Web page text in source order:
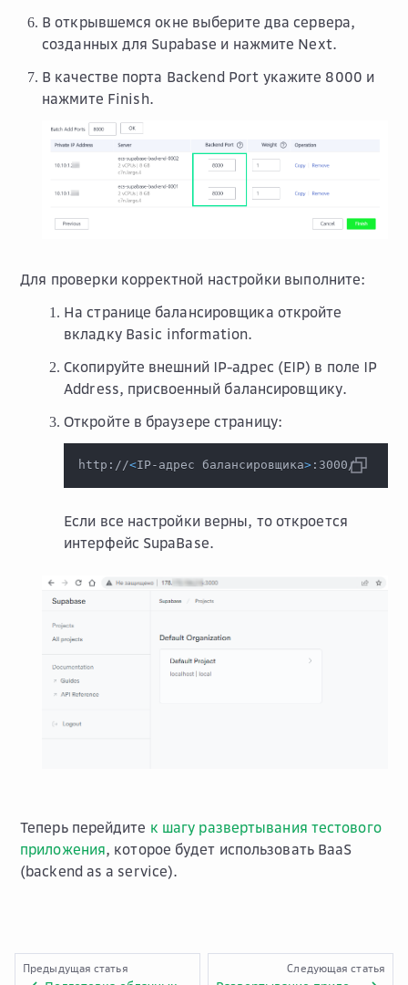
В открывшемся окне выберите два сервера,
созданных для Supabase и нажмите Next.
В качестве порта Backend Port укажите 8000 и
нажмите Finish.
Для проверки корректной настройки выполните:
На странице балансировщика откройте
вкладку Basic information.
Скопируйте внешний IP-адрес (EIP) в поле IP
Address, присвоенный балансировщику.
Откройте в браузере страницу:
http://<IP-адрес балансировщика> :3000/
Если все настройки верны, то откроется
интерфейс SupaBase.
Теперь перейдите к шагу развертывания тестового
приложения, которое будет использовать BaaS
(backend as a service).
Предыдущая статья Следующая статья